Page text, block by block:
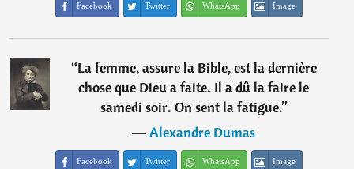
Facebook Twitter WhatsApp Image
“La femme, assure la Bible, est la dernière
chose que Dieu a faite. Il a dû la faire le
samedi soir. On sent la fatigue.”
―Alexandre Dumas
Facebook Twitter WhatsApp Image